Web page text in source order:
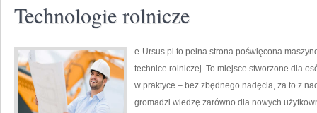
Technologie rolnicze
e-Ursus.pl to pełna strona poświęcona
technice rolniczej. To miejsce stworzone dla
w praktyce – bez zbędnego nadęcia, za to z
gromadzi wiedzę zarówno dla nowych